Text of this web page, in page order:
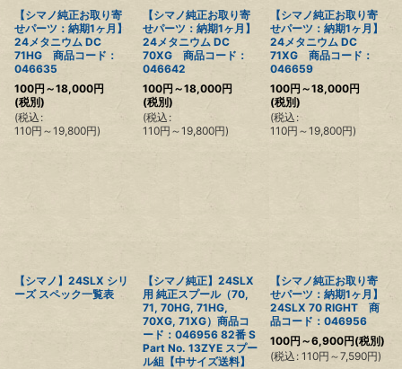
【シマノ純正お取り寄
せパーツ：納期1ヶ月】
24メタニウム DC
71HG 商品コード：
046635
100円 ～18,000円
(税別)
(税込 :
110円 ～19,800円)
【シマノ純正お取り寄
せパーツ：納期1ヶ月】
24メタニウム DC
70XG 商品コード：
046642
100円 ～18,000円
(税別)
(税込 :
110円 ～19,800円)
【シマノ純正お取り寄
せパーツ：納期1ヶ月】
24メタニウム DC
71XG 商品コード：
046659
100円 ～18,000円
(税別)
(税込 :
110円 ～19,800円)
【シマノ】24SLX シリ
ーズ スペック一覧表
【シマノ純正】24SLX
用 純正スプール（70,
71, 70HG, 71HG,
70XG, 71XG）商品コ
ード：046956 82番 S
Part No. 13ZYE スプー
ル組【中サイズ送料】
【シマノ純正お取り寄
せパーツ：納期1ヶ月】
24SLX 70 RIGHT 商
品コード：046956
100円 ～6,900円(税別)
(税込 : 110円 ～7,590円)